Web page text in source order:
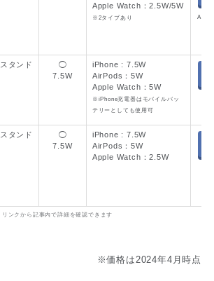
Apple Watch：2.5W/5W
※2タイプあり
スタンド
◯
7.5W
iPhone : 7.5W
AirPods：5W
Apple Watch：5W
※iPhone充電器はモバイルバッ
テリーとしても使用可
スタンド
◯
7.5W
iPhone : 7.5W
AirPods：5W
Apple Watch：2.5W
リンクから記事内で詳細を確認できます
※価格は2024年4月時点